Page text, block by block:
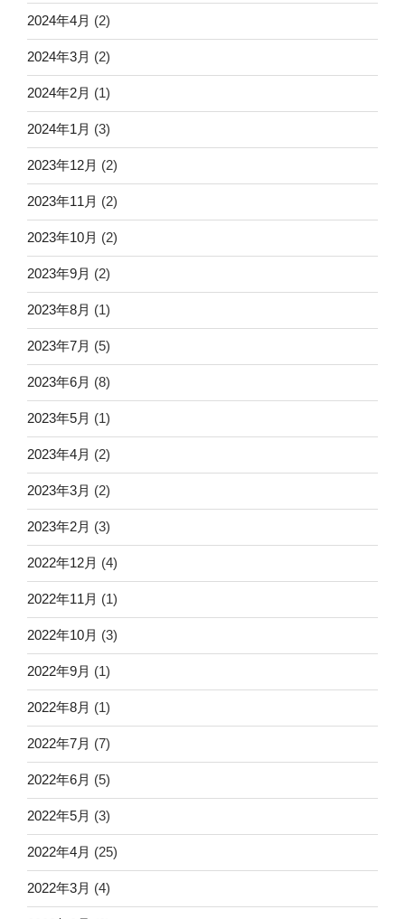
2024年4月 (2)
2024年3月 (2)
2024年2月 (1)
2024年1月 (3)
2023年12月 (2)
2023年11月 (2)
2023年10月 (2)
2023年9月 (2)
2023年8月 (1)
2023年7月 (5)
2023年6月 (8)
2023年5月 (1)
2023年4月 (2)
2023年3月 (2)
2023年2月 (3)
2022年12月 (4)
2022年11月 (1)
2022年10月 (3)
2022年9月 (1)
2022年8月 (1)
2022年7月 (7)
2022年6月 (5)
2022年5月 (3)
2022年4月 (25)
2022年3月 (4)